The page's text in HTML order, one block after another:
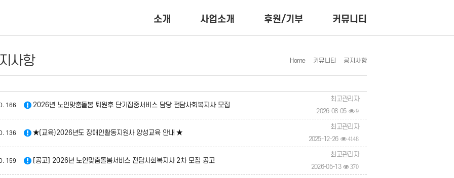
소개 사업소개 후원/기부 커뮤니티
사항 Home 커뮤니티 공지사항
166 2026년 노인맞춤돌봄 퇴원후 단기집중서비스 담당 전담사회복지사 모집
최고관리자
2026-08-05 9
136 ★(교육)2026년도 장애인활동지원사 양성교육 안내 ★
최고관리자
2025-12-26 4148
159 [공고] 2026년 노인맞춤돌봄서비스 전담사회복지사 2차 모집 공고
최고관리자
2026-05-13 370